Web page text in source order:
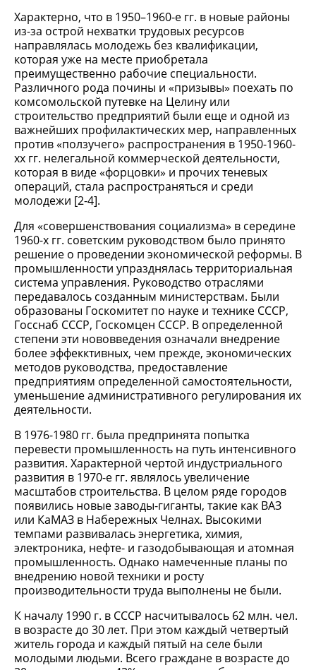
Характерно, что в 1950–1960-е гг. в новые районы
из-за острой нехватки трудовых ресурсов
направлялась молодежь без квалификации,
которая уже на месте приобретала
преимущественно рабочие специальности.
Различного рода почины и «призывы» поехать по
комсомольской путевке на Целину или
строительство предприятий были еще и одной из
важнейших профилактических мер, направленных
против «ползучего» распространения в 1950-1960-
хх гг. нелегальной коммерческой деятельности,
которая в виде «форцовки» и прочих теневых
операций, стала распространяться и среди
молодежи [2-4].
Для «совершенствования социализма» в середине
1960-х гг. советским руководством было принято
решение о проведении экономической реформы. В
промышленности упразднялась территориальная
система управления. Руководство отраслями
передавалось созданным министерствам. Были
образованы Госкомитет по науке и технике СССР,
Госснаб СССР, Госкомцен СССР. В определенной
степени эти нововведения означали внедрение
более эффекктивных, чем прежде, экономических
методов руководства, предоставление
предприятиям определенной самостоятельности,
уменьшение административного регулирования их
деятельности.
В 1976-1980 гг. была предпринята попытка
перевести промышленность на путь интенсивного
развития. Характерной чертой индустриального
развития в 1970-е гг. являлось увеличение
масштабов строительства. В целом ряде городов
появились новые заводы-гиганты, такие как ВАЗ
или КаМАЗ в Набережных Челнах. Высокими
темпами развивалась энергетика, химия,
электроника, нефте- и газодобывающая и атомная
промышленность. Однако намеченные планы по
внедрению новой техники и росту
производительности труда выполнены не были.
К началу 1990 г. в СССР насчитывалось 62 млн. чел.
в возрасте до 30 лет. При этом каждый четвертый
житель города и каждый пятый на селе были
молодыми людьми. Всего граждане в возрасте до